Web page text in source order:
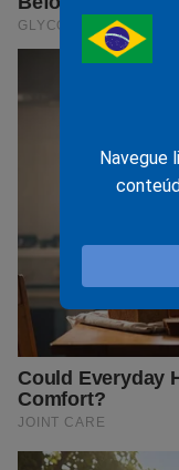
Navegue